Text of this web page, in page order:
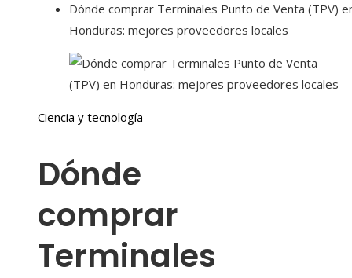
Dónde comprar Terminales Punto de Venta (TPV)
Honduras: mejores proveedores locales
Ciencia y tecnología
Dónde
comprar
Terminales